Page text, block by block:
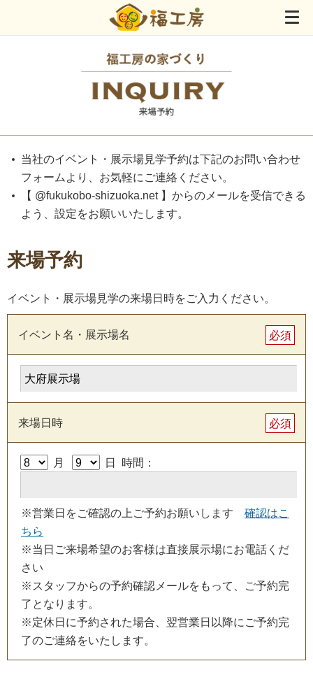
当社のイベント・展示場見学予約は下記のお問い合わせ
フォームより、お気軽にご連絡ください。
【 @fukukobo-shizuoka.net 】からのメールを受信できる
よう、設定をお願いいたします。
来場予約
イベント・展示場見学の来場日時をご入力ください。
イベント名・展示場名 必須
来場日時 必須
月 日 時間：
※営業日をご確認の上ご予約お願いします 確認はこ
ちら
※当日ご来場希望のお客様は直接展示場にお電話くだ
さい
※スタッフからの予約確認メールをもって、ご予約完
了となります。
※定休日に予約された場合、翌営業日以降にご予約完
了のご連絡をいたします。